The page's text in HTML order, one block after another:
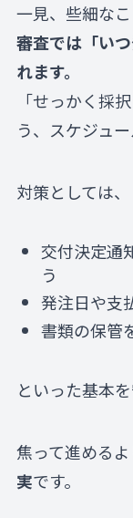
一見、些細な
審査では「い
れます。
「せっかく採
う、スケジュ
対策としては、
交付決定通
う
発注日や支
書類の保管
といった基本を
焦って進めるよ
実です。